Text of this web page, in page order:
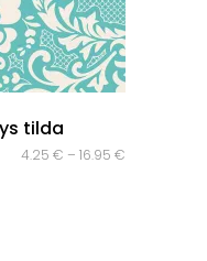
tilda
4.25 € – 16.95 €